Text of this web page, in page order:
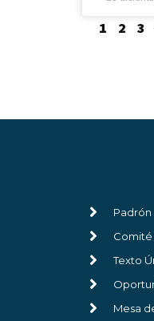
1 2 3
Comité
Texto
Mesa